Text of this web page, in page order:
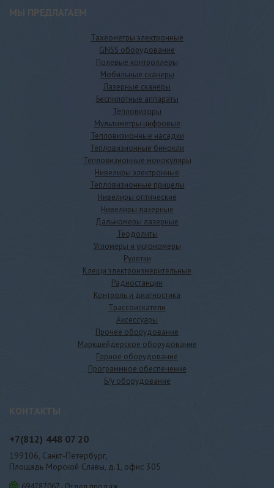
МЫ ПРЕДЛАГАЕМ
Тахеометры электронные
GNSS оборудование
Полевые контроллеры
Мобильные сканеры
Лазерные сканеры
Беспилотные аппараты
Тепловизоры
Мультиметры цифровые
Тепловизионные насадки
Тепловизионные бинокли
Тепловизионные монокуляры
Нивелиры электронные
Тепловизионные прицелы
Нивелиры оптические
Нивелиры лазерные
Дальномеры лазерные
Теодолиты
Угломеры и уклономеры
Рулетки
Клещи электроизмерительные
Радиостанции
Контроль и диагностика
Трассоискатели
Аксессуары
Прочее оборудование
Маркшейдерское оборудование
Горное оборудование
Программное обеспечение
Б/у оборудование
КОНТАКТЫ
+7(812) 448 07 20
199106, Санкт-Петербург,
Площадь Морской Славы, д.1, офис 305